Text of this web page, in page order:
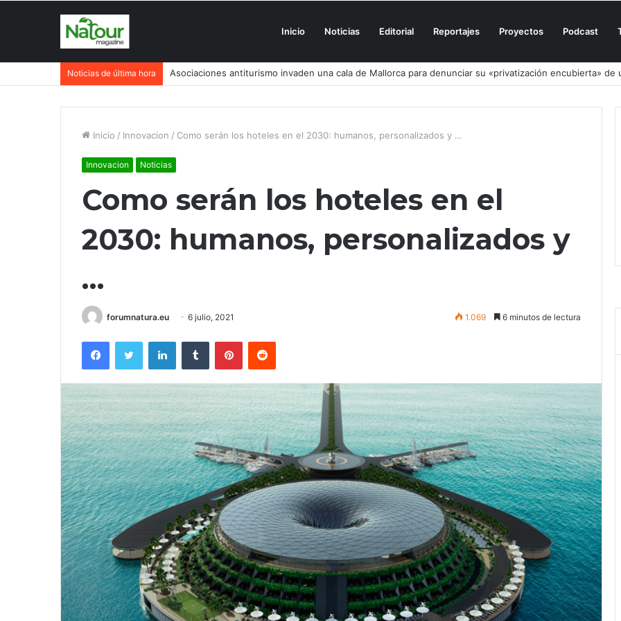
Inicio Noticias Editorial Reportajes Proyectos Podcast
Noticias de última hora Asociaciones antiturismo invaden una cala de Mallorca para denunciar su «privatización encubierta» de
Inicio / Innovacion / Como serán los hoteles en el 2030: humanos, personalizados y …
Innovacion Noticias
Como serán los hoteles en el
2030: humanos, personalizados y
…
forumnatura.eu 6 julio, 2021 1.069 6 minutos de lectura
FacebookTwitter LinkedInTumblr PinterestReddit